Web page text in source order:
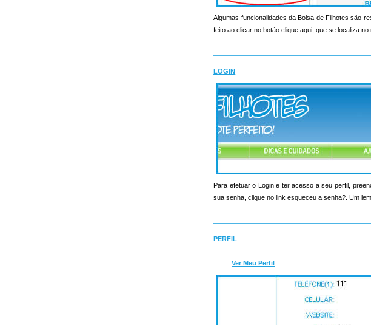
Algumas funcionalidades da Bolsa de Filhotes são
feito ao clicar no botão clique aqui, que se localiza
LOGIN
Para efetuar o Login e ter acesso a seu perfil,
sua senha, clique no link esqueceu a senha?. Um
PERFIL
Ver Meu Perfil